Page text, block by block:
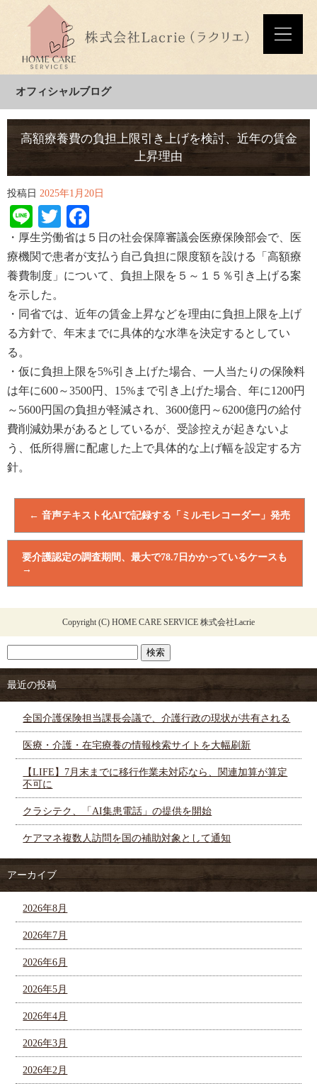
オフィシャルブログ
高額療養費の負担上限引き上げを検討、近年の賃金
上昇理由
投稿日 2025年1月20日
LineTwitter
・厚生労働省は５日 の社会保障審議会医療保険部会で 、医
療機関で患者が支払う自己負担に限度額を設ける「高額療
養費制度」について、負担上限を５～１５％引き上げる案
を示した。
・同省では、近年の賃金上昇などを理由に負担上限を上げ
る方針で、年末までに具体的な水準を決定する としてい
る。
・仮に負担上限を5%引き上げた場合、一人当たりの保険料
は年に600～3500円、 15%まで引き上げた場合、年に1200円
～ 5600円国の負担が軽減され、 3600億円～6200億円の給付
費削減効果がある としているが、受診控えが起きないよ
う、低所得層に配慮した上で具体的な上げ幅を設定する方
針。
← 音声テキスト化AIで記録する「ミルモレコーダー」発売
要介護認定の調査期間、最大で78.7日かかっているケースも
→
Copyright (C) HOME CARE SERVICE 株式会社Lacrie
最近の投稿
全国介護保険担当課長会議で、介護行政の現状が共有される
医療・介護・在宅療養の情報検索サイトを大幅刷新
【LIFE】7月末までに移行作業未対応なら、関連加算が算定
不可に
クラシテク、「AI集患電話」の提供を開始
ケアマネ複数人訪問を国の補助対象として通知
アーカイブ
2026年8月
2026年7月
2026年6月
2026年5月
2026年4月
2026年3月
2026年2月